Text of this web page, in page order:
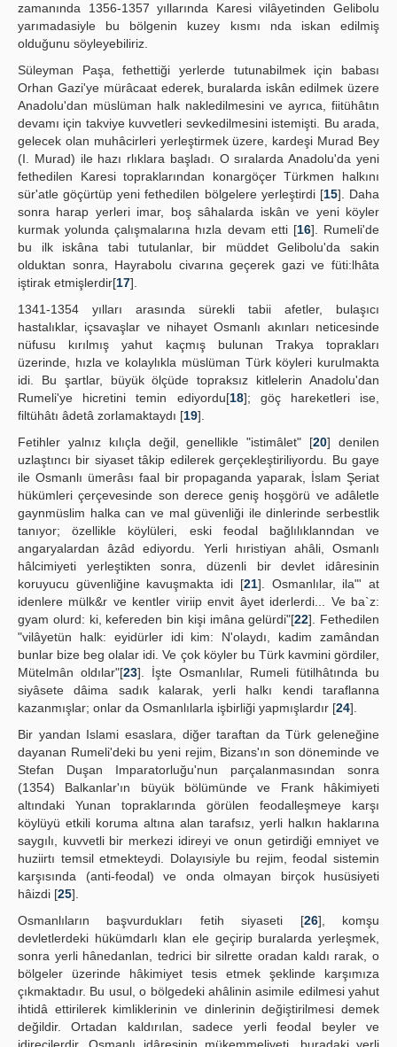
zamanında 1356-1357 yıllarında Karesi vilâyetinden Gelibolu
yarımadasiyle bu bölgenin kuzey kısmı nda iskan edilmiş
olduğunu söyleyebiliriz.
Süleyman Paşa, fethettiği yerlerde tutunabilmek için babası
Orhan Gazi'ye mürâcaat ederek, buralarda iskân edilmek üzere
Anadolu'dan müslüman halk nakledilmesini ve ayrıca, fiitühâtın
devamı için takviye kuvvetleri sevkedilmesini istemişti. Bu arada,
gelecek olan muhâcirleri yerleştirmek üzere, kardeşi Murad Bey
(I. Murad) ile hazı rlıklara başladı. O sıralarda Anadolu'da yeni
fethedilen Karesi topraklarından konargöçer Türkmen halkını
sür'atle göçürtüp yeni fethedilen bölgelere yerleştirdi [15]. Daha
sonra harap yerleri imar, boş sâhalarda iskân ve yeni köyler
kurmak yolunda çalışmalarına hızla devam etti [16]. Rumeli'de
bu ilk iskâna tabi tutulanlar, bir müddet Gelibolu'da sakin
olduktan sonra, Hayrabolu civarına geçerek gazi ve füti:lhâta
iştirak etmişlerdir[17].
1341-1354 yılları arasında sürekli tabii afetler, bulaşıcı
hastalıklar, içsavaşlar ve nihayet Osmanlı akınları neticesinde
nüfusu kırılmış yahut kaçmış bulunan Trakya toprakları
üzerinde, hızla ve kolaylıkla müslüman Türk köyleri kurulmakta
idi. Bu şartlar, büyük ölçüde topraksız kitlelerin Anadolu'dan
Rumeli'ye hicretini temin ediyordu[18]; göç hareketleri ise,
filtühâtı âdetâ zorlamaktaydı [19].
Fetihler yalnız kılıçla değil, genellikle "istimâlet" [20] denilen
uzlaştıncı bir siyaset tâkip edilerek gerçekleştiriliyordu. Bu gaye
ile Osmanlı ümerâsı faal bir propaganda yaparak, İslam Şeriat
hükümleri çerçevesinde son derece geniş hoşgörü ve adâletle
gaynmüslim halka can ve mal güvenliği ile dinlerinde serbestlik
tanıyor; özellikle köylüleri, eski feodal bağlılıklanndan ve
angaryalardan âzâd ediyordu. Yerli hıristiyan ahâli, Osmanlı
hâlcimiyeti yerleştikten sonra, düzenli bir devlet idâresinin
koruyucu güvenliğine kavuşmakta idi [21]. Osmanlılar, ila"' at
idenlere mülk&r ve kentler viriip envit âyet iderlerdi... Ve ba`z:
gyam olurd: ki, kefereden bin kişi imâna gelürdi"[22]. Fethedilen
"vilâyetün halk: eyidürler idi kim: N'olaydı, kadim zamândan
bunlar bize beg olalar idi. Ve çok köyler bu Türk kavmini gördiler,
Mütelmân oldılar"[23]. İşte Osmanlılar, Rumeli fütilhâtında bu
siyâsete dâima sadık kalarak, yerli halkı kendi taraflanna
kazanmışlar; onlar da Osmanlılarla işbirliği yapmışlardır [24].
Bir yandan Islami esaslara, diğer taraftan da Türk geleneğine
dayanan Rumeli'deki bu yeni rejim, Bizans'ın son döneminde ve
Stefan Duşan Imparatorluğu'nun parçalanmasından sonra
(1354) Balkanlar'ın büyük bölümünde ve Frank hâkimiyeti
altındaki Yunan topraklarında görülen feodalleşmeye karşı
köylüyü etkili koruma altına alan tarafsız, yerli halkın haklarına
saygılı, kuvvetli bir merkezi idireyi ve onun getirdiği emniyet ve
huziirtı temsil etmekteydi. Dolayısiyle bu rejim, feodal sistemin
karşısında (anti-feodal) ve onda olmayan birçok husüsiyeti
hâizdi [25].
Osmanlıların başvurdukları fetih siyaseti [26], komşu
devletlerdeki hükümdarlı klan ele geçirip buralarda yerleşmek,
sonra yerli hânedanlan, tedrici bir silrette oradan kaldı rarak, o
bölgeler üzerinde hâkimiyet tesis etmek şeklinde karşımıza
çıkmaktadır. Bu usul, o bölgedeki ahâlinin asimile edilmesi yahut
ihtidâ ettirilerek kimliklerinin ve dinlerinin değiştirilmesi demek
değildir. Ortadan kaldırılan, sadece yerli feodal beyler ve